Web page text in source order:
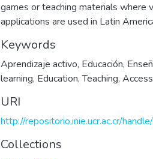
games or teaching materials where
applications are used in Latin
Keywords
Aprendizaje activo, Educación,
learning, Education,Teaching,
URI
http://repositorio.inie.ucr.ac.cr/
Collections